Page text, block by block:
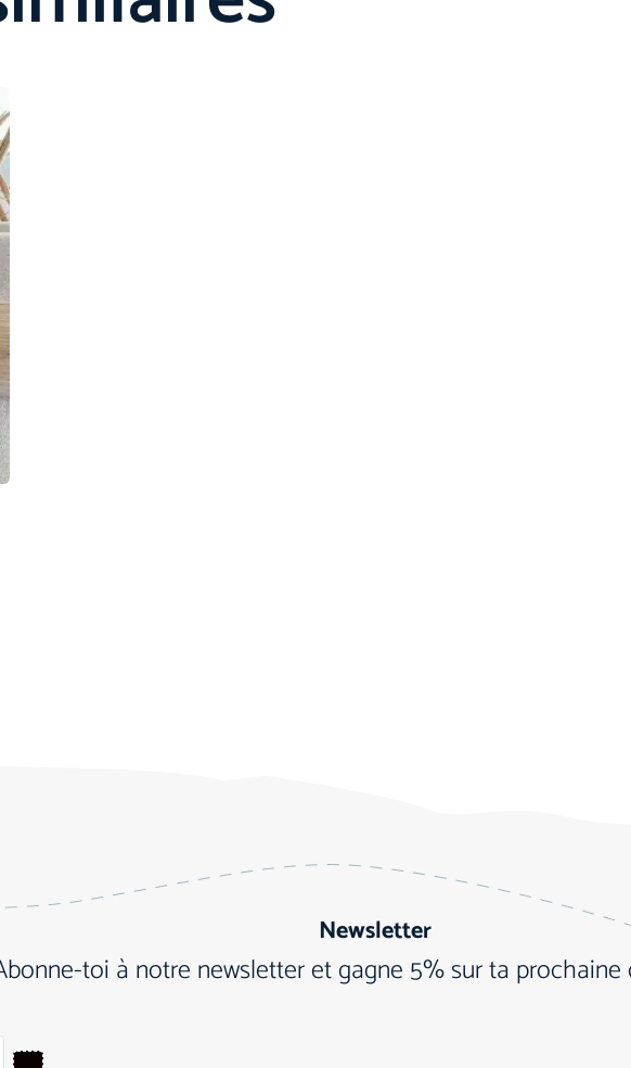
Newsletter
toi à notre newsletter et gagne 5% sur ta prochaine